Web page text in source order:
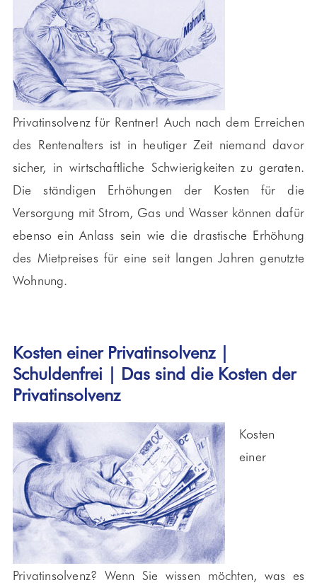
Privatinsolvenz für Rentner! Auch nach dem Erreichen
des Rentenalters ist in heutiger Zeit niemand davor
sicher, in wirtschaftliche Schwierigkeiten zu geraten.
Die ständigen Erhöhungen der Kosten für die
Versorgung mit Strom, Gas und Wasser können dafür
ebenso ein Anlass sein wie die drastische Erhöhung
des Mietpreises für eine seit langen Jahren genutzte
Wohnung.
Kosten einer Privatinsolvenz |
Schuldenfrei | Das sind die Kosten der
Privatinsolvenz
Kosten
einer
Privatinsolvenz? Wenn Sie wissen möchten, was es